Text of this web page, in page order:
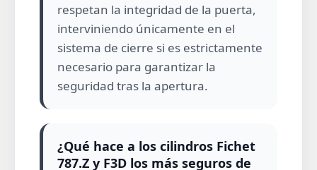
respetan la integridad de la puerta,
interviniendo únicamente en el
sistema de cierre si es estrictamente
necesario para garantizar la
seguridad tras la apertura.
¿Qué hace a los cilindros Fichet
787.Z y F3D los más seguros de